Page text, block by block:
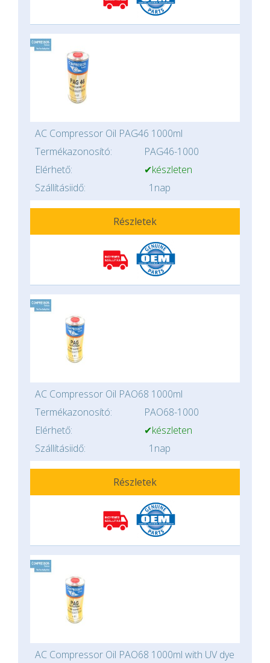
AC Compressor Oil PAG46 1000ml
Termékazonosító:
PAG46-1000
Elérhető:
✔készleten
Szállításiidő:
1nap
Részletek
AC Compressor Oil PAO68 1000ml
Termékazonosító:
PAO68-1000
Elérhető:
✔készleten
Szállításiidő:
1nap
Részletek
AC Compressor Oil PAO68 1000ml with UV dye